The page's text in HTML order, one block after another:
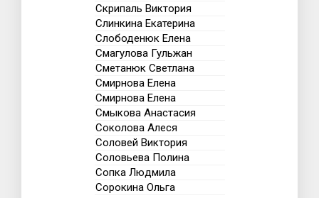
Скрипаль Виктория
Слинкина Екатерина
Слободенюк Елена
Смагулова Гульжан
Сметанюк Светлана
Смирнова Елена
Смирнова Елена
Смыкова Анастасия
Соколова Алеся
Соловей Виктория
Соловьева Полина
Сопка Людмила
Сорокина Ольга